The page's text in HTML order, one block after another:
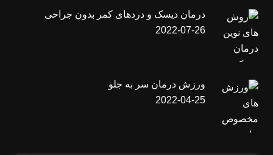
درمان دیسک و دردهای کمر بدون جراحی
2022-07-26
ورزش درمان سر به جلو
2022-04-25